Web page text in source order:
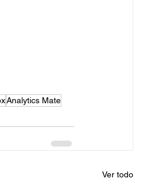
Analytics Mate
Ver todo